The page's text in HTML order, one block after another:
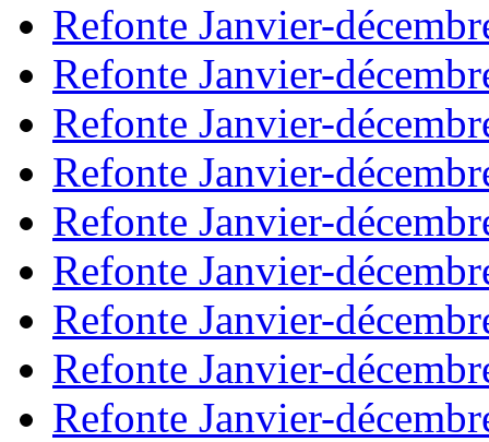
Refonte Janvier-
Refonte Janvier-
Refonte Janvier-
Refonte Janvier-
Refonte Janvier-
Refonte Janvier-
Refonte Janvier-
Refonte Janvier-
Refonte Janvier-